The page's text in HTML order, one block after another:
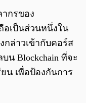
กรของ
เป็นส่วนหนึ่งใน
กล่าวเข้ากับคอร์ส
น Blockchain ที่จะ
น เพื่อป้องกันการ